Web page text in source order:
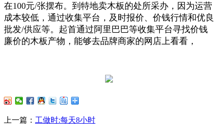
在100元/张摆布。到特地卖木板的处所采办，因为运营
成本较低，通过收集平台，及时报价、价钱行情和优良
批发/供应等。起首通过阿里巴巴等收集平台寻找价钱
廉价的木板产物，能够去品牌商家的网店上看看，
上一篇： 工做时:每天8小时